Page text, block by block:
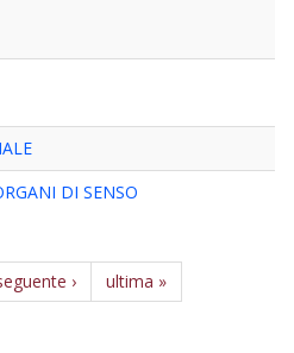
DI SENSO
› ultima »